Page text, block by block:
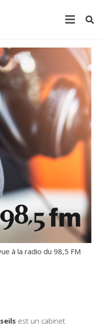
à la radio du 98,5 FM
est un cabinet